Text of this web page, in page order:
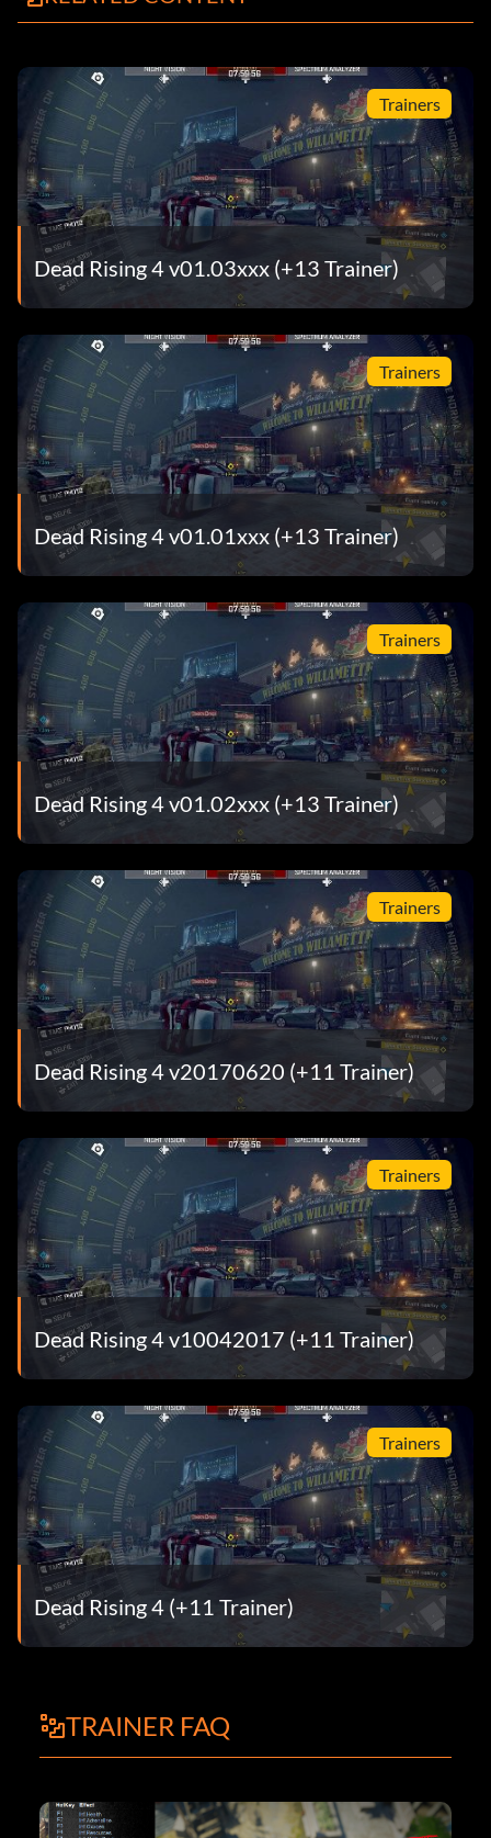
Trainers
Dead Rising 4 v01.03xxx (+13 Trainer)
Trainers
Dead Rising 4 v01.01xxx (+13 Trainer)
Trainers
Dead Rising 4 v01.02xxx (+13 Trainer)
Trainers
Dead Rising 4 v20170620 (+11 Trainer)
Trainers
Dead Rising 4 v10042017 (+11 Trainer)
Trainers
Dead Rising 4 (+11 Trainer)
TRAINER FAQ